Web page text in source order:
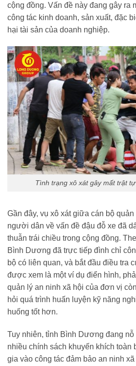
cộng đồng. Vấn đề này đang gây ra
công tác kinh doanh, sản xuất, đặc
hại tài sản của doanh nghiệp.
Tình trạng xô xát gây mất trật
Gần đây, vụ xô xát giữa cán bộ
người dân về vấn đề đậu đỗ xe đã
thuẫn trái chiều trong cộng đồng.
Bình Dương đã trực tiếp đình chỉ
bộ có liên quan, và bắt đầu điều tra
được xem là một ví dụ điển hình,
quản lý an ninh xã hội của đơn vị
hỏi quá trình huấn luyện kỹ năng
huống tốt hơn.
Tuy nhiên, tỉnh Bình Dương đang
nhiều chính sách khuyến khích toàn
gia vào công tác đảm bảo an ninh